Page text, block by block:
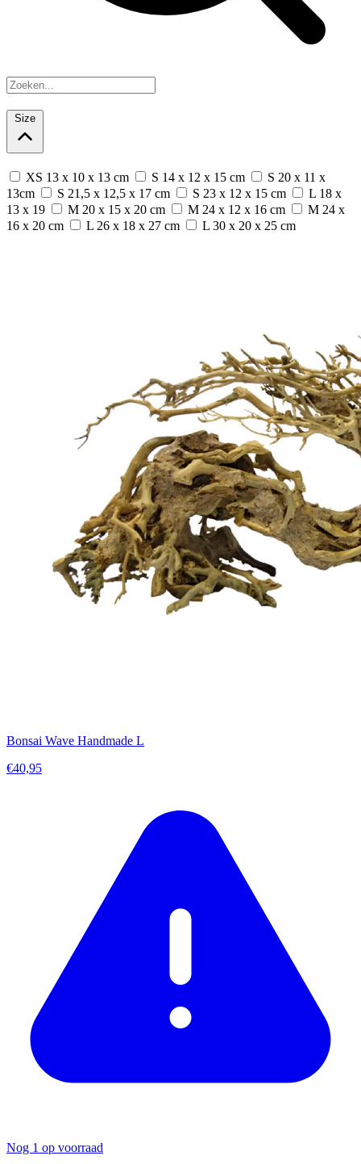
Size
XS 13 x 10 x 13 cm S 14 x 12 x 15 cm
S 20 x 11 x
13cm
S 21,5 x 12,5 x 17 cm S 23 x 12 x 15 cm
L 18 x
13 x 19
M 20 x 15 x 20 cm M 24 x 12 x 16 cm
M 24 x
16 x 20 cm
L 26 x 18 x 27 cm L 30 x 20 x 25 cm
Bonsai Wave Handmade L
€40,95
Nog 1 op voorraad